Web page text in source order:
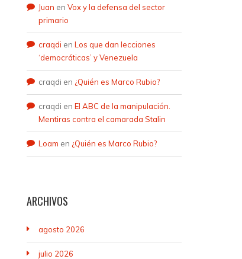
Juan en Vox y la defensa del sector
primario
craqdi en Los que dan lecciones
‘democráticas’ y Venezuela
craqdi en ¿Quién es Marco Rubio?
craqdi en El ABC de la manipulación.
Mentiras contra el camarada Stalin
Loam en ¿Quién es Marco Rubio?
ARCHIVOS
agosto 2026
julio 2026